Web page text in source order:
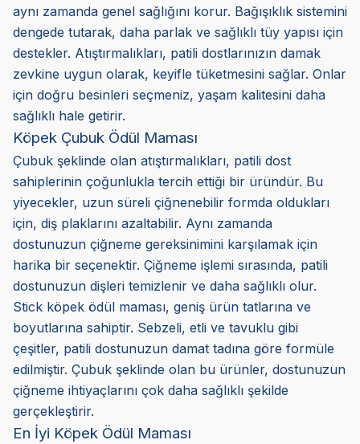
aynı zamanda genel sağlığını korur. Bağışıklık sistemini
dengede tutarak, daha parlak ve sağlıklı tüy yapısı için
destekler. Atıştırmalıkları, patili dostlarınızın damak
zevkine uygun olarak, keyifle tüketmesini sağlar. Onlar
için doğru besinleri seçmeniz, yaşam kalitesini daha
sağlıklı hale getirir.
Köpek Çubuk Ödül Maması
Çubuk şeklinde olan atıştırmalıkları, patili dost
sahiplerinin çoğunlukla tercih ettiği bir üründür. Bu
yiyecekler, uzun süreli çiğnenebilir formda oldukları
için, diş plaklarını azaltabilir. Aynı zamanda
dostunuzun çiğneme gereksinimini karşılamak için
harika bir seçenektir. Çiğneme işlemi sırasında, patili
dostunuzun dişleri temizlenir ve daha sağlıklı olur.
Stick köpek ödül maması, geniş ürün tatlarına ve
boyutlarına sahiptir. Sebzeli, etli ve tavuklu gibi
çeşitler, patili dostunuzun damat tadına göre formüle
edilmiştir. Çubuk şeklinde olan bu ürünler, dostunuzun
çiğneme ihtiyaçlarını çok daha sağlıklı şekilde
gerçekleştirir.
En İyi Köpek Ödül Maması